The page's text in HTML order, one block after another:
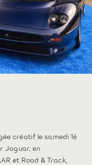
créatif le samedi 16
Jaguar, en
et Road & Track,